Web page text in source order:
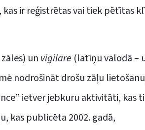
ir reģistrētas vai tiek pētītas
un vigilare (latīņu valodā –
nodrošināt drošu zāļu
ietver jebkuru aktivitāti, kas
kas publicēta 2002. gadā,